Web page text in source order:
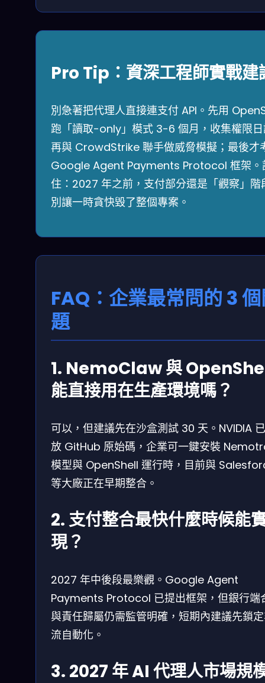
Pro Tip：資深工程師實戰建
別急著把代理人直接連支付 API。先用
跑「讀取-only」模式 3-6 個月，收集權限
再與 CrowdStrike 聯手做威脅模擬；最後才
Google Agent Payments Protocol 框架。
住：2027 年之前，支付部分還是「觀察」階
別讓一時貪快毀了整個專案。
FAQ：企業最常問的 3
題
1. NemoClaw 與
能直接用在生產環境嗎？
可以，但建議先在沙盒測試 30 天。NVIDIA
放 GitHub 原始碼，企業可一鍵安裝
模型與 OpenShell 運行時，目前與
等大廠正在早期整合。
2. 支付整合最快什麼時候能
現？
2027 年中後段最樂觀。Google Agent
Payments Protocol 已提出框架，但銀行端
與責任歸屬仍需監管明確，短期內建議先鎖
流自動化。
3. 2027 年 AI 代理人市場規